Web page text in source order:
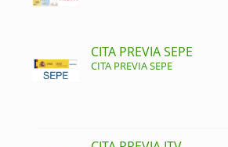
CITA PREVIA SEPE
CITA PREVIA SEPE